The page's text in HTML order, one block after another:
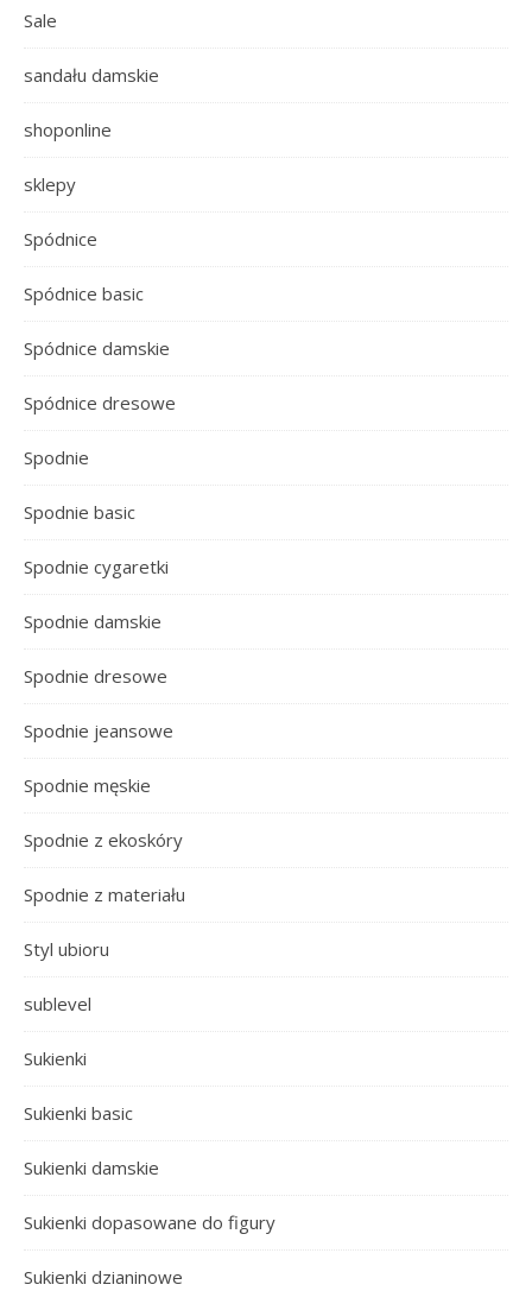
Sale
sandału damskie
shoponline
sklepy
Spódnice
Spódnice basic
Spódnice damskie
Spódnice dresowe
Spodnie
Spodnie basic
Spodnie cygaretki
Spodnie damskie
Spodnie dresowe
Spodnie jeansowe
Spodnie męskie
Spodnie z ekoskóry
Spodnie z materiału
Styl ubioru
sublevel
Sukienki
Sukienki basic
Sukienki damskie
Sukienki dopasowane do figury
Sukienki dzianinowe